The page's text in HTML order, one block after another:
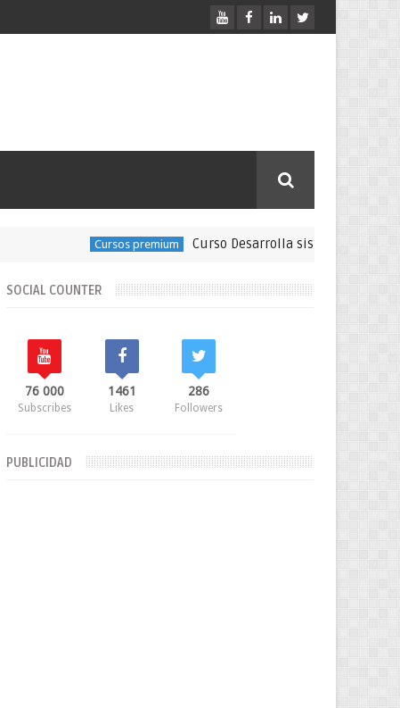
Cursos premium Curso Desarrolla sistemas en Java, MySQL,
SOCIAL COUNTER
76 000
Subscribes
1461
Likes
286
Followers
PUBLICIDAD